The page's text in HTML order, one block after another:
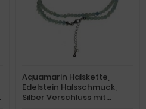
Aquamarin Halskette,
Edelstein Halsschmuck,
Silber Verschluss mit